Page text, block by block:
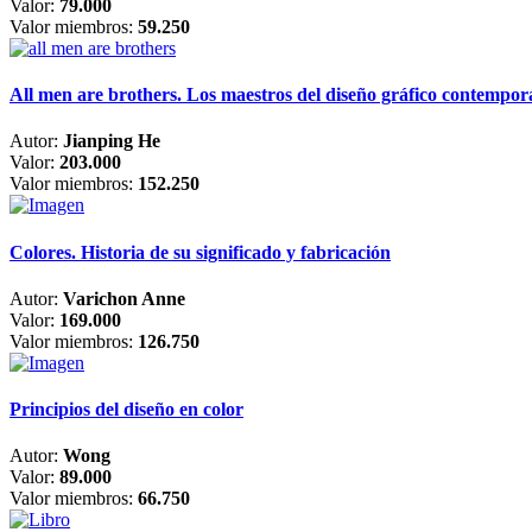
Valor: 79.000
Valor miembros: 59.250
All men are brothers. Los maestros del diseño gráfico
Autor: Jianping He
Valor: 203.000
Valor miembros: 152.250
Colores. Historia de su significado y fabricación
Autor: Varichon Anne
Valor: 169.000
Valor miembros: 126.750
Principios del diseño en color
Autor: Wong
Valor: 89.000
Valor miembros: 66.750